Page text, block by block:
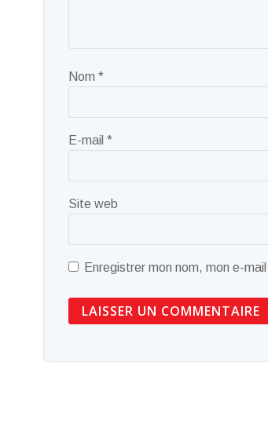
Nom *
E-mail *
Site web
Enregistrer mon nom, mon e-